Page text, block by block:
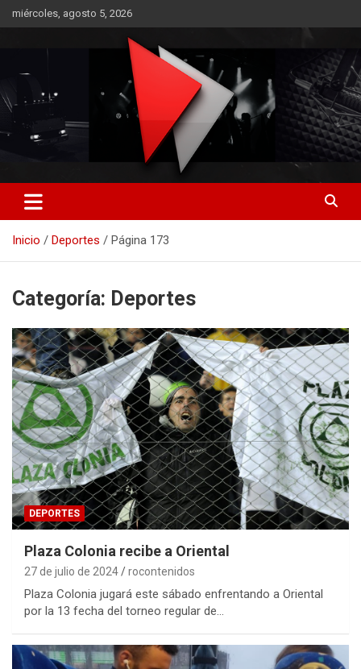
Saltar
al
miércoles, agosto 5, 2026
RO CONTENIDOS
Inicio Deportes Página 173
Categoría: Deportes
DEPORTES
Plaza Colonia recibe a Oriental
27 de julio de 2024 rocontenidos
Plaza Colonia jugará este sábado enfrentando a Oriental
por la 13 fecha del torneo regular de…